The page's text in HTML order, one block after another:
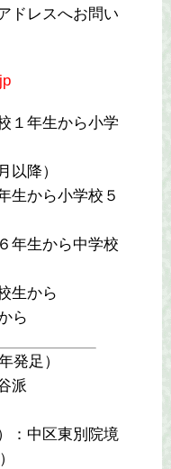
ドレスへお問い
１年生から小学
以降）
生から小学校５
年生から中学校
生から
ら
発足）
派
：中区東別院境